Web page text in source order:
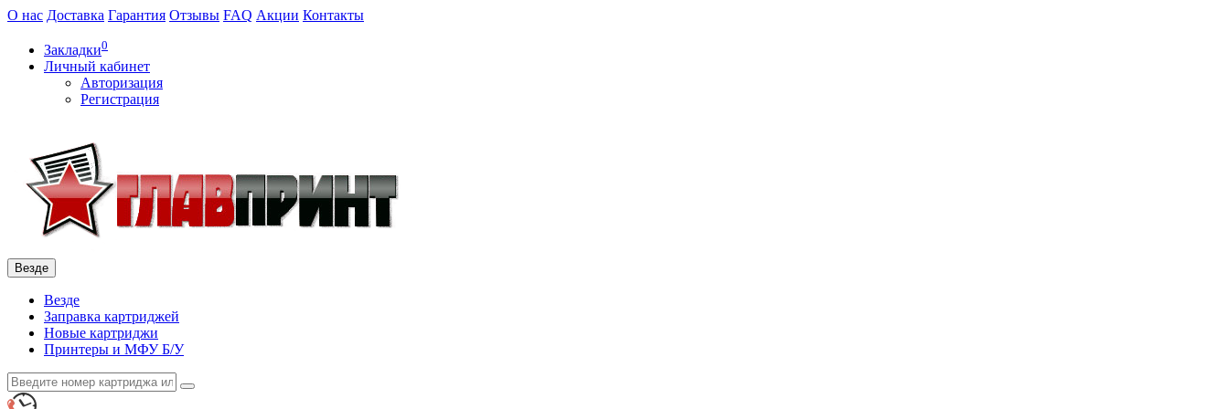
О нас Доставка Гарантия Отзывы FAQ Акции Контакты
Закладки0
Личный кабинет
Авторизация
Регистрация
Везде
Везде
Заправка картриджей
Новые картриджи
Принтеры и МФУ Б/У